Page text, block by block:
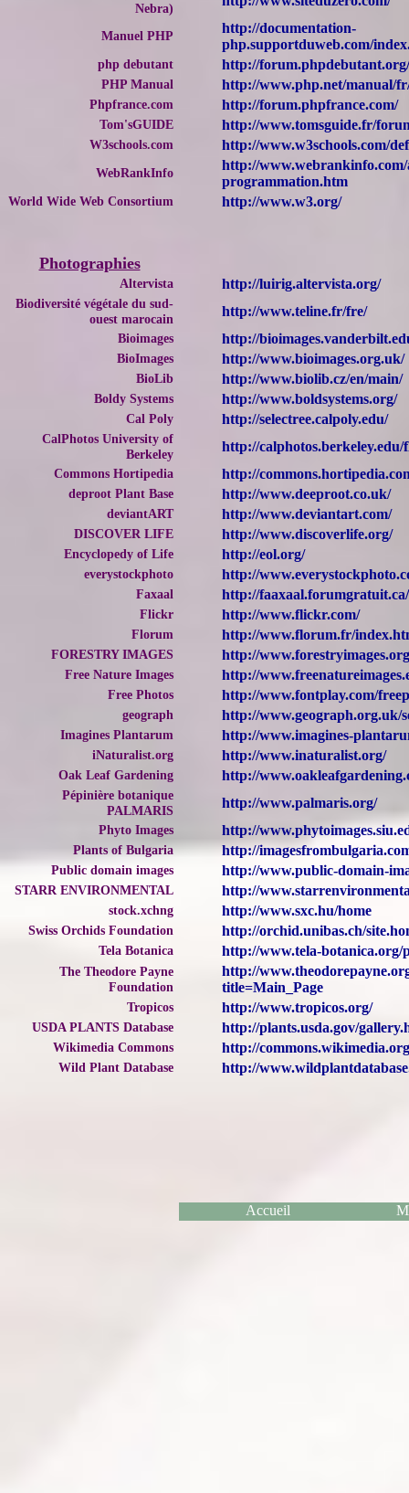
Nebra)
Manuel PHP
http://documentation-
php.supportduweb.com/
php debutant http://
PHP Manual http://www.php.net/manual/
Phpfrance.com http://forum.phpfrance.com/
Tom'sGUIDE http://www.tomsguide.fr/
W3schools.com http://www.w3schools.com/
WebRankInfo
http://
programmation.htm
World Wide Web Consortium http://www.w3.org/
Photographies
Altervista http://luirig.altervista.org/
Biodiversité végétale du sud-
ouest marocain
http://www.teline.fr/fre/
Bioimages http://
BioImages http://www.bioimages.org.uk/
BioLib http://www.biolib.cz/en/main/
Boldy Systems http://www.boldsystems.org/
Cal Poly http://selectree.calpoly.edu/
CalPhotos University of
Berkeley
http://calphotos.berkeley.edu/
Commons Hortipedia http://
deproot Plant Base http://www.deeproot.co.uk/
deviantART http://www.deviantart.com/
DISCOVER LIFE http://www.discoverlife.org/
Encyclopedy of Life http://eol.org/
everystockphoto http://
Faxaal http://faaxaal.forumgratuit.ca/
Flickr http://www.flickr.com/
Florum http://www.florum.fr/
FORESTRY IMAGES http://
Free Nature Images http://
Free Photos http://www.fontplay.com/
geograph http://www.geograph.org.uk/
Imagines Plantarum http://www.imagines-
iNaturalist.org http://www.inaturalist.org/
Oak Leaf Gardening http://
Pépinière botanique
PALMARIS
http://www.palmaris.org/
Phyto Images http://
Plants of Bulgaria http://
Public domain images http://www.public-domain-
STARR ENVIRONMENTAL http://
stock.xchng http://www.sxc.hu/home
Swiss Orchids Foundation http://orchid.unibas.ch/
Tela Botanica http://www.tela-botanica.org/
The Theodore Payne
Foundation
http://
title=Main_Page
Tropicos http://www.tropicos.org/
USDA PLANTS Database http://plants.usda.gov/
Wikimedia Commons http://
Wild Plant Database http://
Accueil